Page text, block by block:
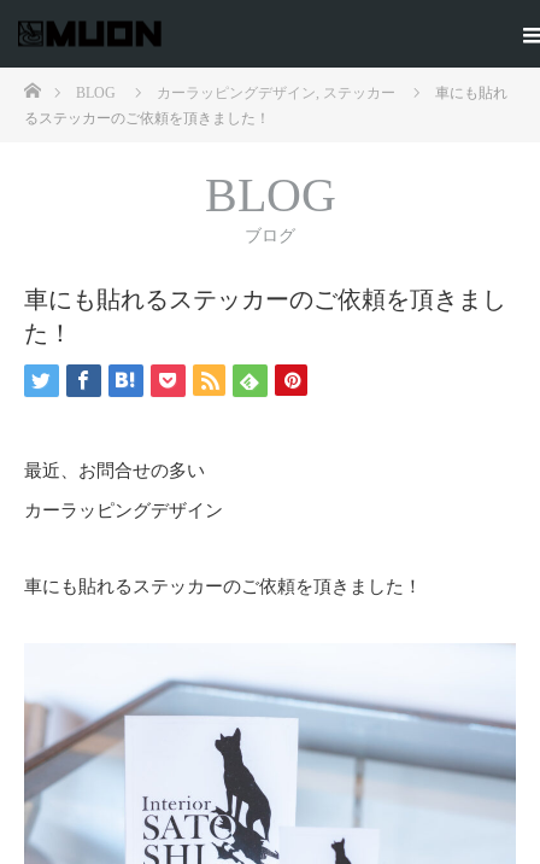
ホームBLOG カーラッピングデザイン, ステッカー
車にも貼れ
るステッカーのご依頼を頂きました！
BLOG
ブログ
車にも貼れるステッカーのご依頼を頂きまし
た！
最近、お問合せの多い
カーラッピングデザイン
車にも貼れるステッカーのご依頼を頂きました！